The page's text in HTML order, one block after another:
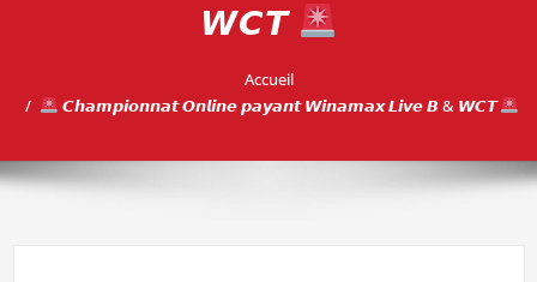
𝙒𝘾𝙏
Accueil
𝘾𝙝𝙖𝙢𝙥𝙞𝙤𝙣𝙣𝙖𝙩 𝙊𝙣𝙡𝙞𝙣𝙚 𝙥𝙖𝙮𝙖𝙣𝙩 𝙒𝙞𝙣𝙖𝙢𝙖𝙭 𝙇𝙞𝙫𝙚 𝘽 & 𝙒𝘾𝙏